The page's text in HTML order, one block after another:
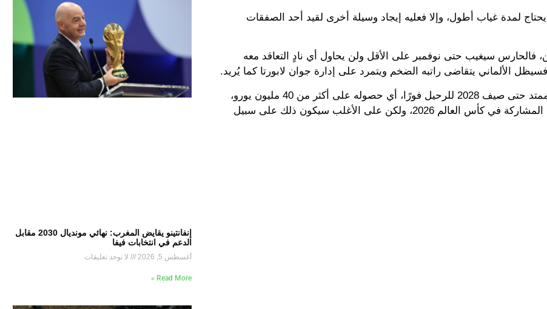
لمدة غياب أطول، وإلا فعليه إيجاد وسيلة أخرى لقيد أحد الصفقات
فالحارس سيغيب حتى نوفمبر على الأقل ولن يحاول أي نادٍ التعاقد معه
الألماني يتقاضى راتبه الضخم ويتمرد على إدارة جوان لابورتا كما يُريد.
يذكر أن شتيجن اشترط على برشلونة تسوية عقده بالكامل الممتد حتى صيف 2028 للرحيل فورًا، أي حصوله على أكثر من 40 مليون يورو،
ويتوقع أنه سيغادر كامب نو في يناير القادم حتى لا يفقد فرص المشاركة في كأس العالم 2026، ولكن على الأغلب سيكون ذلك على سبيل
إنفانتينو يقايض المغرب: نهائي مونديال 2030 مقابل
الدعم في انتخابات فيفا
أغسطس 5, 2026 لا توجد تعليقات
Read More »